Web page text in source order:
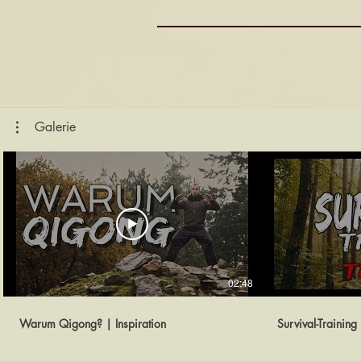
Galerie
02:48
Warum Qigong? | Inspiration Survival-Training